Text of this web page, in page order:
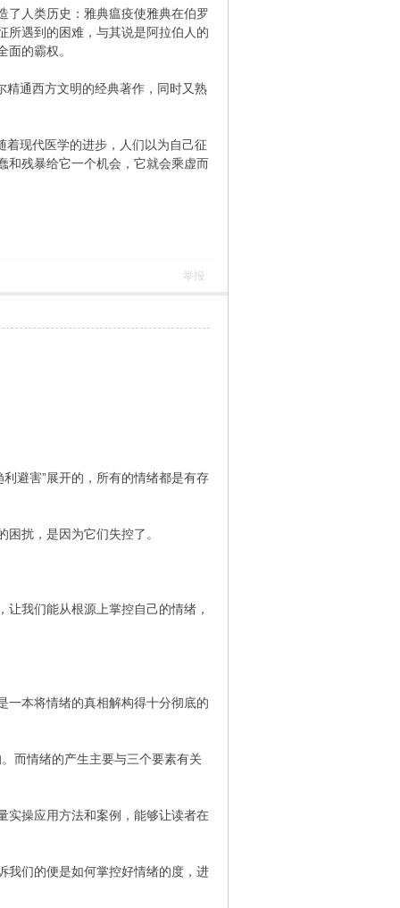
了人类历史：雅典瘟疫使雅典在伯罗
所遇到的困难，与其说是阿拉伯人的
的霸权。
精通西方文明的经典著作，同时又熟
现代医学的进步，人们以为自己征
和残暴给它一个机会，它就会乘虚而
举报
避害”展开的，所有的情绪都是有存
扰，是因为它们失控了。
我们能从根源上掌控自己的情绪，
本将情绪的真相解构得十分彻底的
而情绪的产生主要与三个要素有关
实操应用方法和案例，能够让读者在
我们的便是如何掌控好情绪的度，进